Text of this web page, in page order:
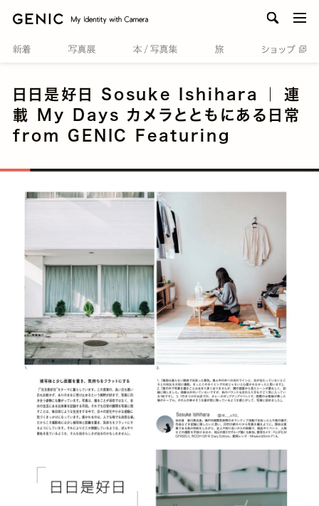
日日是好日 Sosuke Ishihara ｜ 連
載 My Days カメラとともにある日常
from GENIC Featuring